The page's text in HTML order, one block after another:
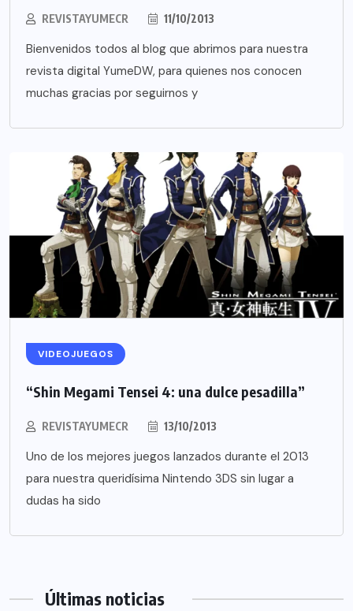
REVISTAYUMECR 11/10/2013
Bienvenidos todos al blog que abrimos para nuestra
revista digital YumeDW, para quienes nos conocen
muchas gracias por seguirnos y
VIDEOJUEGOS
“Shin Megami Tensei 4: una dulce pesadilla”
REVISTAYUMECR 13/10/2013
Uno de los mejores juegos lanzados durante el 2013
para nuestra queridísima Nintendo 3DS sin lugar a
dudas ha sido
Últimas noticias